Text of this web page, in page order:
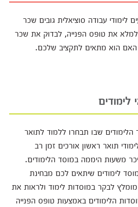
לימודי עבודה סוציאלית גובים שכר
למלא את טופס הפנייה, לבדוק את שכר
האם הוא מתאים לתקציב שלכם.
לימודים
שבו תבחרו ללמוד לתואר
תואר ראשון אורכים זמן רב
משעות היממה במוסד הלימודים.
לימודים שיתאים לכם מבחינת
לבקר במוסדות לימוד ולראות את
הלימודים באמצעות טופס הפנייה